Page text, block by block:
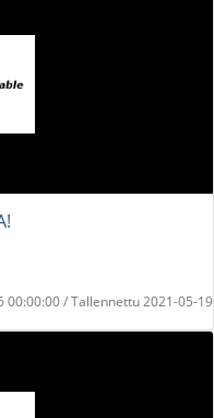
00:00:00 / Tallennettu 2021-05-19